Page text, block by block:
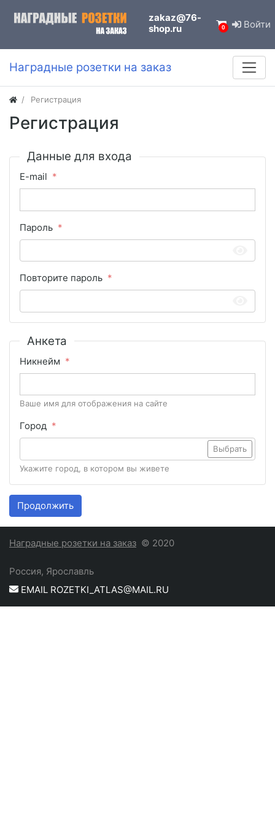
zakaz@76-
shop.ru
0 Войти
Наградные розетки на заказ
Регистрация
Регистрация
Данные для входа
E-mail
Пароль
Повторите пароль
Анкета
Никнейм
Ваше имя для отображения на сайте
Город
Выбрать
Укажите город, в котором вы живете
Продолжить
Наградные розетки на заказ © 2020
Россия, Ярославль
EMAIL ROZETKI_ATLAS@MAIL.RU